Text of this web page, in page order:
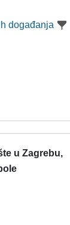
događanja
u Zagrebu,